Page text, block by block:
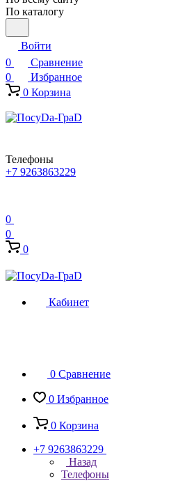
По каталогу
Войти
0
Сравнение
0
Избранное
0 Корзина
Телефоны
+7 9263863229
0
0
0
Кабинет
0 Сравнение
0 Избранное
0 Корзина
+7 9263863229
Назад
Телефоны